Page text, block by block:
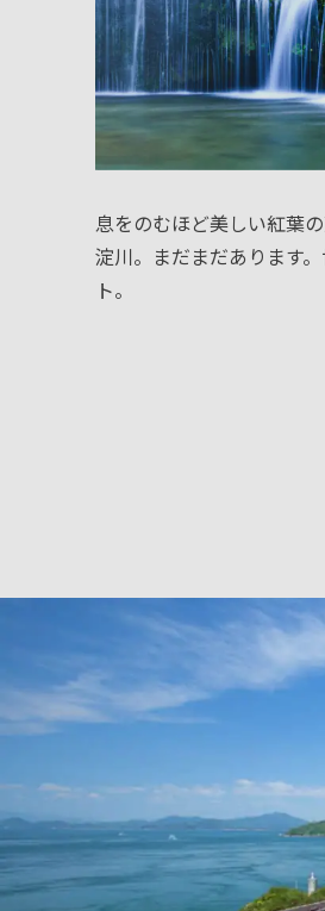
息をのむほど美しい紅葉
淀川。まだまだあります
ト。